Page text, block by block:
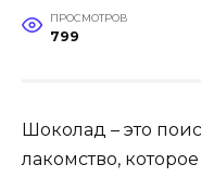
ПРОСМОТРОВ
799
Шоколад – это
лакомство,